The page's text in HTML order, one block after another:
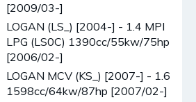
[2009/03-]
LOGAN (LS_) [2004-] - 1.4 MPI
LPG (LS0C) 1390cc/55kw/75hp
[2006/02-]
LOGAN MCV (KS_) [2007-] - 1.6
1598cc/64kw/87hp [2007/02-]